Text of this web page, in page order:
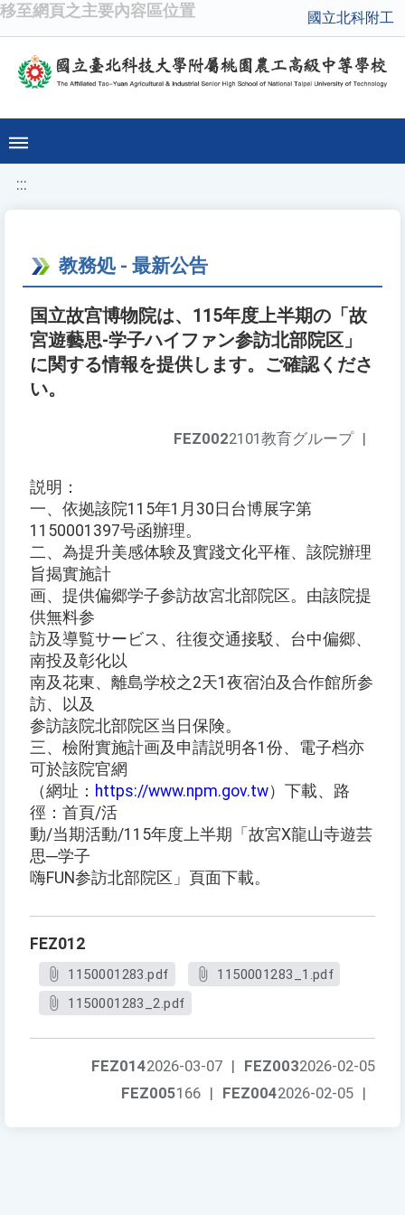
移至網頁之主要內容區位置 國立北科附工
:::
教務処 - 最新公告
国立故宫博物院は、115年度上半期の「故
宮遊藝思-学子ハイファン参訪北部院区」
に関する情報を提供します。ご確認くださ
い。
FEZ0022101教育グループ |
説明：
一、依拠該院115年1月30日台博展字第
1150001397号函辦理。
二、為提升美感体験及實踐文化平権、該院辦理
旨揭實施計
画、提供偏郷学子参訪故宮北部院区。由該院提
供無料参
訪及導覧サービス、往復交通接駁、台中偏郷、
南投及彰化以
南及花東、離島学校之2天1夜宿泊及合作館所参
訪、以及
参訪該院北部院区当日保険。
三、檢附實施計画及申請説明各1份、電子档亦
可於該院官網
（網址： https://www.npm.gov.tw）下載、路
徑：首頁/活
動/当期活動/115年度上半期「故宮X龍山寺遊芸
思─学子
嗨FUN参訪北部院区」頁面下載。
FEZ012
1150001283.pdf
1150001283_1.pdf
1150001283_2.pdf
FEZ0032026-02-05
FEZ0142026-03-07 |
FEZ0042026-02-05 |
FEZ005166 |